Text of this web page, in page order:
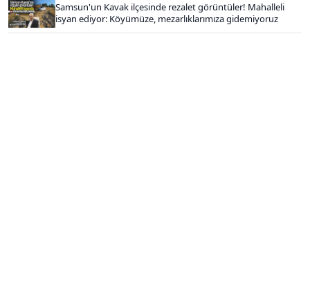
Samsun'un Kavak ilçesinde rezalet görüntüler! Mahalleli
isyan ediyor: Köyümüze, mezarlıklarımıza gidemiyoruz